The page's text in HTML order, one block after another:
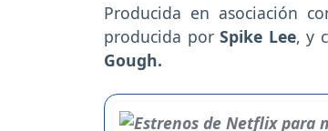
Producida en asociación
producida porSpike Lee, y
Gough.